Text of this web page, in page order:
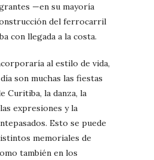
—en su mayoría
del ferrocarril
con llegada a la costa.
al estilo de vida,
son muchas las fiestas
Curitiba, la danza, la
expresiones y la
Esto se puede
memoriales de
también en los